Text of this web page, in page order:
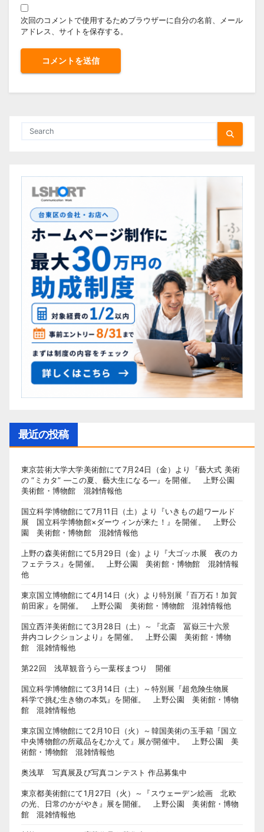
次回のコメントで使用するためブラウザーに自分の名前、メール
アドレス、サイトを保存する。
最近の投稿
東京芸術大学大学美術館にて7月24日（金）より『藝大式 美術
の “ミカタ” ―この夏、藝大生になる―』を開催。 上野公園
美術館・博物館 混雑情報他
国立科学博物館にて7月11日（土）より『いきもの超ワールド
展 国立科学博物館×ダーウィンが来た！』を開催。 上野公
園 美術館・博物館 混雑情報他
上野の森美術館にて5月29日（金）より『大ゴッホ展 夜のカ
フェテラス』を開催。 上野公園 美術館・博物館 混雑情報
他
東京国立博物館にて4月14日（火）より特別展『百万石！加賀
前田家』を開催。 上野公園 美術館・博物館 混雑情報他
国立西洋美術館にて3月28日（土）～『北斎 冨嶽三十六景
井内コレクションより』を開催。 上野公園 美術館・博物
館 混雑情報他
第22回 浅草観音うら一葉桜まつり 開催
国立科学博物館にて3月14日（土）～特別展『超危険生物展
科学で挑む生き物の本気』を開催。 上野公園 美術館・博物
館 混雑情報他
東京国立博物館にて2月10日（火）～韓国美術の玉手箱『国立
中央博物館の所蔵品をむかえて』展が開催中。 上野公園 美
術館・博物館 混雑情報他
奥浅草 写真展及び写真コンテスト 作品募集中
東京都美術館にて1月27日（火）～『スウェーデン絵画 北欧
の光、日常のかがやき』展を開催。 上野公園 美術館・博物
館 混雑情報他